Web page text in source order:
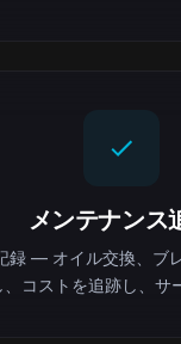
メンテナンス
録 — オイル交換、ブ
コストを追跡し、サ